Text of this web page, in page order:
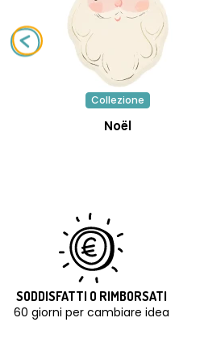
Collezione
Noël
SODDISFATTI O RIMBORSATI
60 giorni per cambiare idea